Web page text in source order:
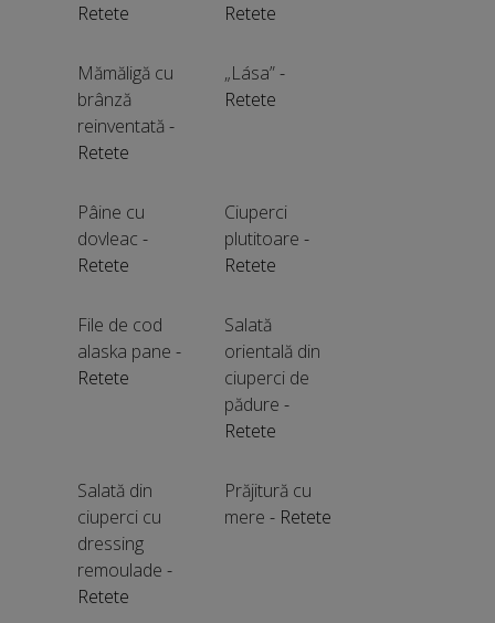
Retete
Retete
Mămăligă cu
brânză
reinventată -
Retete
„Lása”-
Retete
Pâine cu
dovleac -
Retete
Ciuperci
plutitoare -
Retete
File de cod
alaska pane -
Retete
Salată
orientală din
ciuperci de
pădure -
Retete
Salată din
ciuperci cu
dressing
remoulade -
Retete
Prăjitură cu
mere - Retete